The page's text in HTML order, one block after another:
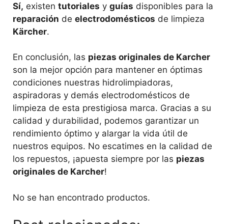
Sí, existen tutoriales y guías disponibles para la
reparación de electrodomésticos de limpieza
Kärcher.
En conclusión, las piezas originales de Karcher
son la mejor opción para mantener en óptimas
condiciones nuestras hidrolimpiadoras,
aspiradoras y demás electrodomésticos de
limpieza de esta prestigiosa marca. Gracias a su
calidad y durabilidad, podemos garantizar un
rendimiento óptimo y alargar la vida útil de
nuestros equipos. No escatimes en la calidad de
los repuestos, ¡apuesta siempre por las piezas
originales de Karcher!
No se han encontrado productos.